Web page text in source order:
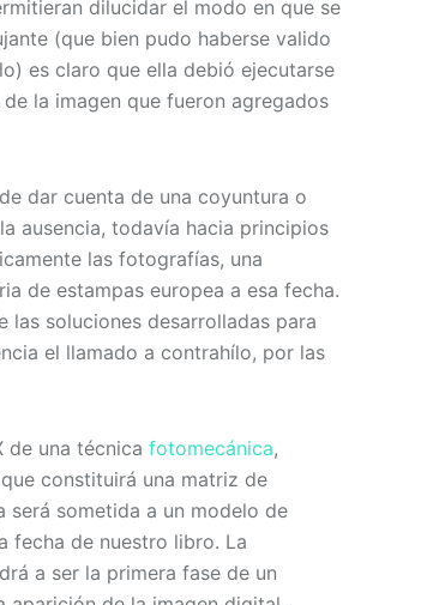
dilucidar el modo en que se
(que bien pudo haberse valido
es claro que ella debió ejecutarse
la imagen que fueron agregados
dar cuenta de una coyuntura o
ausencia, todavía hacia principios
las fotografías, una
de estampas europea a esa fecha.
las soluciones desarrolladas para
el llamado a contrahílo, por las
de una técnica fotomecánica,
constituirá una matriz de
sometida a un modelo de
fecha de nuestro libro. La
a ser la primera fase de un